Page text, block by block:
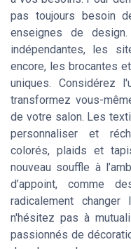
pas toujours besoin
enseignes de
indépendantes, les
encore, les brocantes
uniques. Considérez
transformez vous-
de votre salon. Les
personnaliser et
colorés, plaids et
nouveau souffle à
d’appoint, comme
radicalement changer
n'hésitez pas à
passionnés de